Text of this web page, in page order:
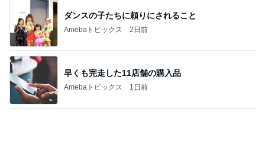
ダンスの子たちに頼りにされること
Amebaトピックス 2日前
早くも完走した11店舗の購入品
Amebaトピックス 1日前